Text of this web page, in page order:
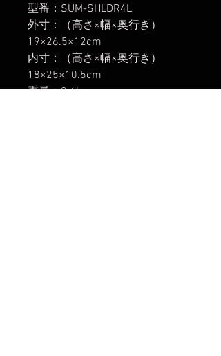
型番：SUM-SHLDR4L
外寸：（高さ×幅×奥行き）
19×26.5×12cm
内寸：（高さ×幅×奥行き）
18×25×10.5cm
重量：0.6kg